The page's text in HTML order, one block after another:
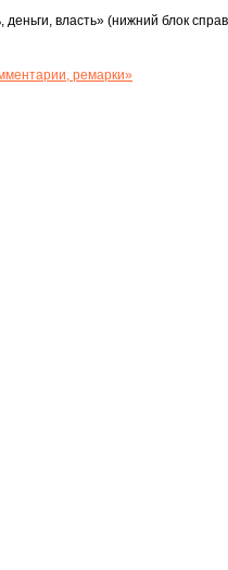
власть» (нижний блок
ремарки»